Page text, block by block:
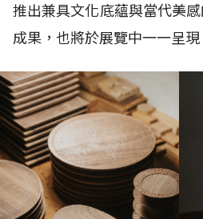
推出兼具文化底蘊與當代美
成果，也將於展覽中一一呈現